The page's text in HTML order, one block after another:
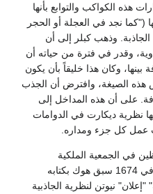
هذه الكواكب والتوابع بأنها
("كما نجد في العجلة أو الحجر
وذهب كبلر إلى أن
وقدر في فترة من حياته أن
وكان هذا خليقاً بأن يكون
هذه الصيغة، وافترض أن الجذب
على أن هذه المداخل إلى
نظرية ديكارت في الدوامات
عمل كل جزء ومداره.
في الجمعية الملكية
تفكيراًعميقاً في رياضيات الجاذبية. وفي 1674 سبق هوك بكتابه
نيوتن لنظرية الجاذبية